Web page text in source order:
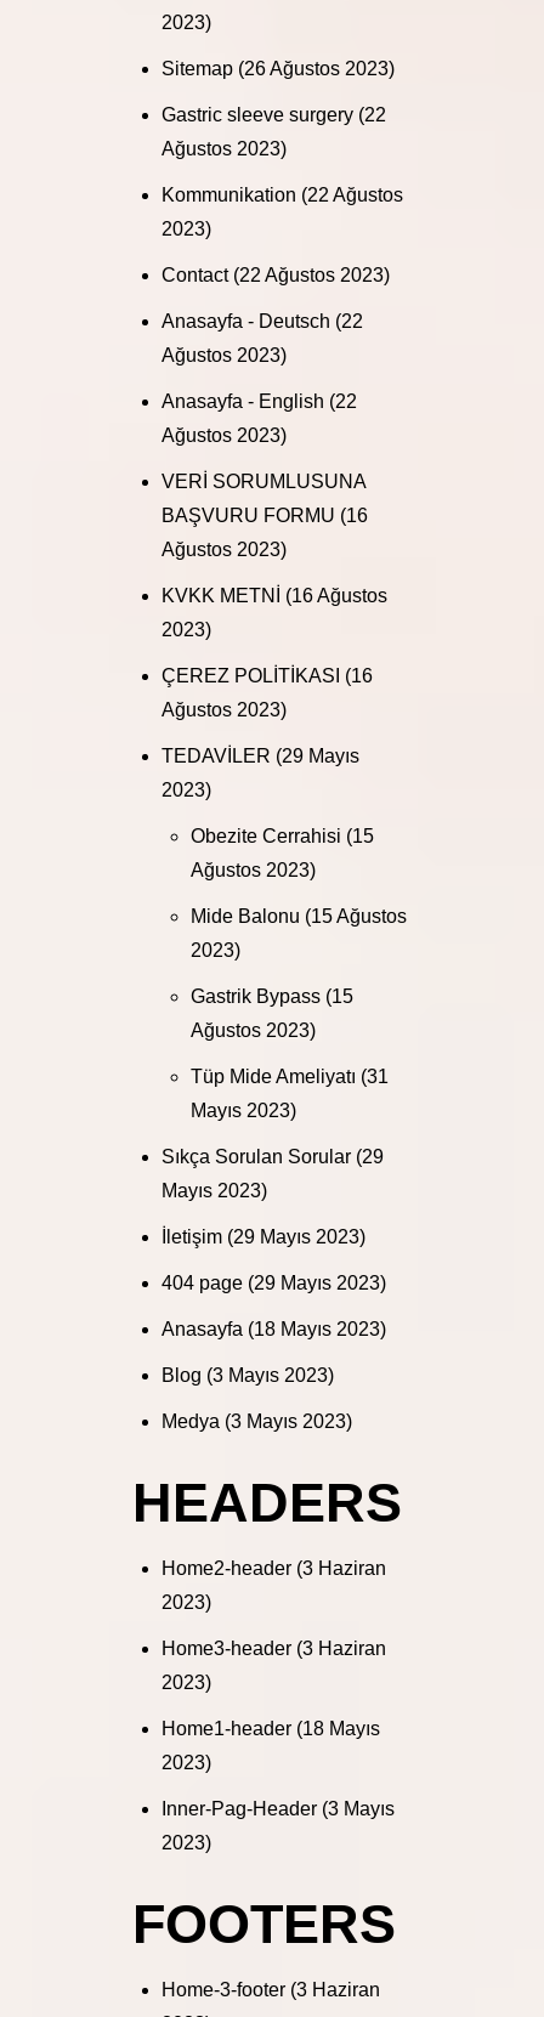
2023)
Sitemap (26 Ağustos 2023)
Gastric sleeve surgery (22
Ağustos 2023)
Kommunikation (22 Ağustos
2023)
Contact (22 Ağustos 2023)
Anasayfa - Deutsch (22
Ağustos 2023)
Anasayfa - English (22
Ağustos 2023)
VERİ SORUMLUSUNA
BAŞVURU FORMU (16
Ağustos 2023)
KVKK METNİ
(16 Ağustos
2023)
ÇEREZ POLİTİKASI (16
Ağustos 2023)
TEDAVİLER (29 Mayıs
2023)
Obezite Cerrahisi (15
Ağustos 2023)
Mide Balonu (15 Ağustos
2023)
Gastrik Bypass (15
Ağustos 2023)
Tüp Mide Ameliyatı (31
Mayıs 2023)
Sıkça Sorulan Sorular (29
Mayıs 2023)
İletişim (29 Mayıs 2023)
404 page (29 Mayıs 2023)
Anasayfa (18 Mayıs 2023)
Blog (3 Mayıs 2023)
Medya (3 Mayıs 2023)
HEADERS
Home2-header (3 Haziran
2023)
Home3-header (3 Haziran
2023)
Home1-header (18 Mayıs
2023)
Inner-Pag-Header (3 Mayıs
2023)
FOOTERS
Home-3-footer (3 Haziran